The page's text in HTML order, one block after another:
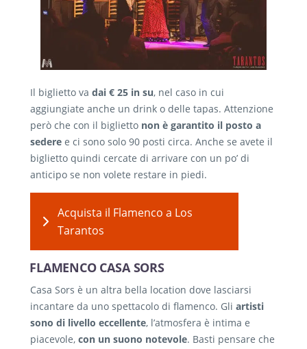
Il biglietto va dai € 25 in su, nel caso in cui
aggiungiate anche un drink o delle tapas. Attenzione
però che con il biglietto non è garantito il posto a
sedere e ci sono solo 90 posti circa. Anche se avete il
biglietto quindi cercate di arrivare con un po’ di
anticipo se non volete restare in piedi.
Acquista il Flamenco a Los
Tarantos
FLAMENCO CASA SORS
Casa Sors è un altra bella location dove lasciarsi
incantare da uno spettacolo di flamenco. Gli artisti
sono di livello eccellente, l’atmosfera è intima e
piacevole, con un suono notevole. Basti pensare che